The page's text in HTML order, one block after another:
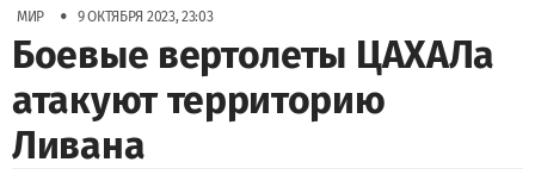
МИР • 9 ОКТЯБРЯ 2023, 23:03
Боевые вертолеты ЦАХАЛа
атакуют территорию
Ливана